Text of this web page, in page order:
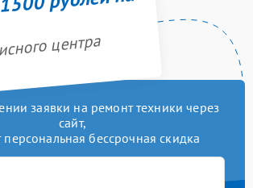
центра
заявки на ремонт техники через
сайт,
персональная бессрочная скидка